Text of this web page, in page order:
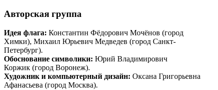
Авторская группа
Идея флага: Константин Фёдорович Мочёнов (город
Химки), Михаил Юрьевич Медведев (город Санкт-
Петербург).
Обоснование символики: Юрий Владимирович
Коржик (город Воронеж).
Художник и компьютерный дизайн: Оксана Григорьевна
Афанасьева (город Москва).